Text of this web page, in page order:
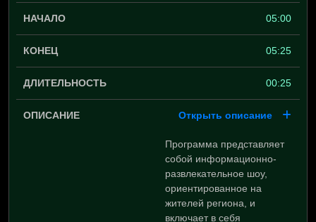
05:00
05:25
00:25
Открыть описание
Программа представляет
собой информационно-
развлекательное шоу,
ориентированное на
жителей региона, и
включает в себя